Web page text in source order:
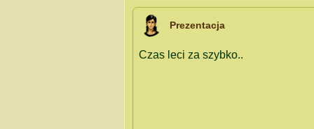
Prezentacja